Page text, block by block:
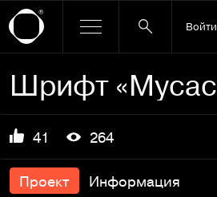
Войти
41 264
Проект Информация